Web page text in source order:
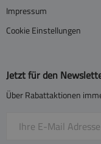
Impressum
Cookie Einstellungen
Jetzt für den
Über Rabattaktionen